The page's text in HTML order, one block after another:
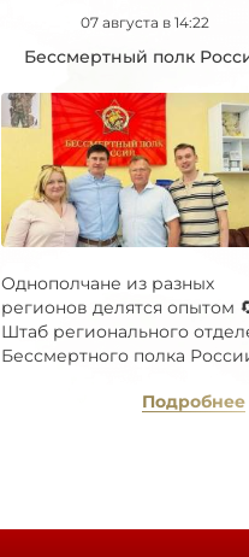
07 августа в 14:22
Бессмертный полк
Однополчане из разных
регионов делятся опытом
Штаб регионального
Бессмертного полка
Подробнее